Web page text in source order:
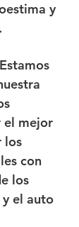
y
Estamos
el mejor
los
con
los
el auto